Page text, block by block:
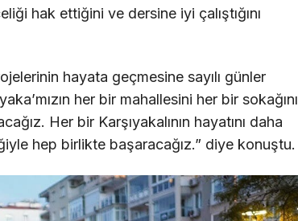
hak ettiğini ve dersine iyi çalıştığını
hayata geçmesine sayılı günler
her bir mahallesini her bir sokağını
Her bir Karşıyakalının hayatını daha
hep birlikte başaracağız.” diye konuştu.